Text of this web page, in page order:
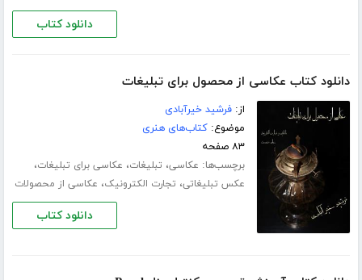
دانلود کتاب
دانلود کتاب عکاسی از محصول برای تبلیغات
از:فرشید خیرآبادی
موضوع:کتاب‌های هنری
۸۳ صفحه
برچسب‌ها: عکاسی، تبلیغات، عکاسی برای تبلیغات،
عکس تبلیغاتی، تجارت الکترونیک، عکاسی از محصولات
دانلود کتاب